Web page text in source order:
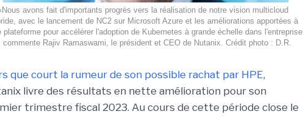
avons fait d'importants progrès vers la réalisation de notre vision multicloud
avec le lancement de NC2 sur Microsoft Azure et les améliorations apportées à
plateforme pour accélérer l'adoption de Kubernetes à grande échelle dans l'entreprise
commente Rajiv Ramaswami, le président et CEO de Nutanix. Crédit photo : D.R.
que court la rumeur de son possible rachat par HPE,
livre des résultats en nette amélioration pour son
trimestre fiscal 2023. Au cours de cette période close le